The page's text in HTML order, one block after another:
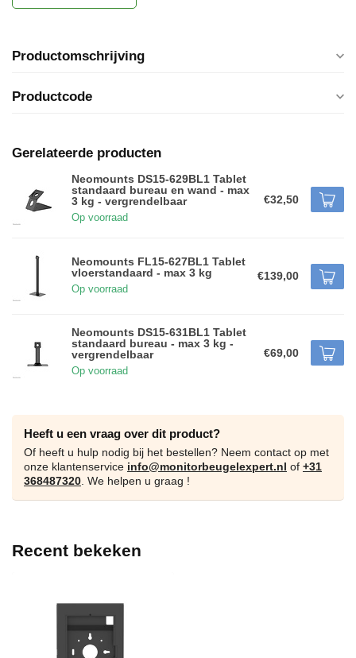
Productomschrijving
Productcode
Gerelateerde producten
Neomounts DS15-629BL1 Tablet
standaard bureau en wand - max
3 kg - vergrendelbaar
Op voorraad
€32,50
Neomounts FL15-627BL1 Tablet
vloerstandaard - max 3 kg
Op voorraad
€139,00
Neomounts DS15-631BL1 Tablet
standaard bureau - max 3 kg -
vergrendelbaar
Op voorraad
€69,00
Heeft u een vraag over dit product?
Of heeft u hulp nodig bij het bestellen? Neem contact op met
onze klantenservice info@monitorbeugelexpert.nl of +31
368487320 . We helpen u graag !
Recent bekeken